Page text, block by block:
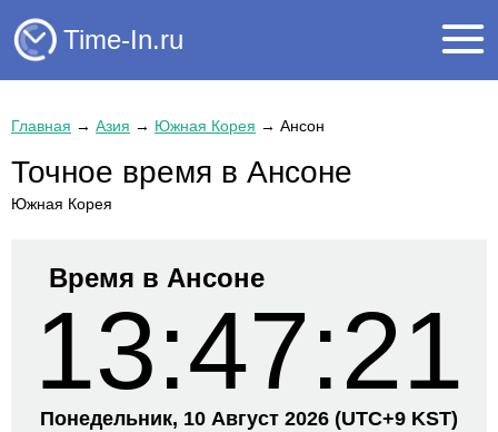
Time-In.ru
Главная → Азия → Южная Корея → Ансон
Точное время в Ансоне
Южная Корея
Время в Ансоне
13:47:21
Понедельник, 10 Август 2026 (UTC+9 KST)